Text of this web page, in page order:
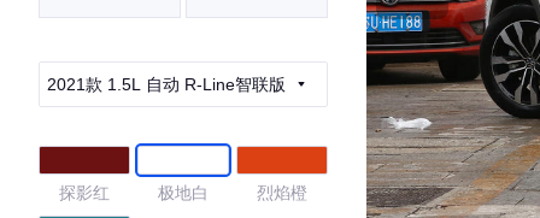
2021款 1.5L 自动 R-Line智联版
探影红 极地白 烈焰橙